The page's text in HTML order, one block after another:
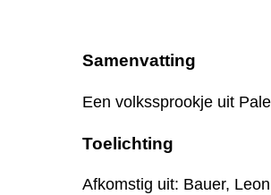
Samenvatting
Een volkssprookje uit
Toelichting
Afkomstig uit: Bauer,